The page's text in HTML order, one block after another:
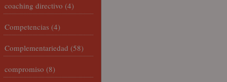
coaching directivo (4)
Competencias (4)
Complementariedad (58)
compromiso (8)